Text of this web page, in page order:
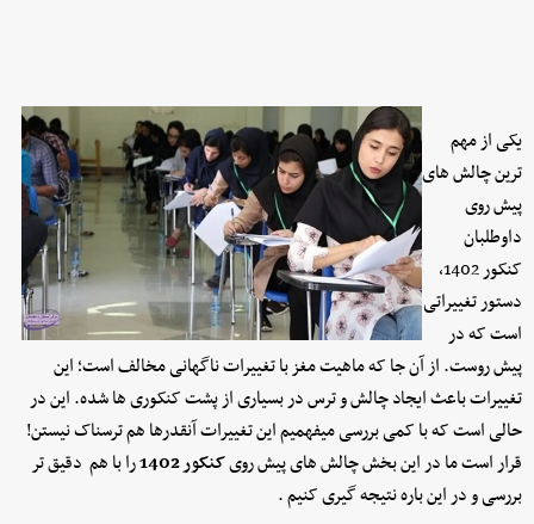
یکی از مهم
ترین چالش های
پیش روی
داوطلبان
کنکور 1402،
دستور تغییراتی
است که در
پیش روست. از آن جا که ماهیت مغز با تغییرات ناگهانی مخالف است؛ این
تغییرات باعث ایجاد چالش و ترس در بسیاری از پشت کنکوری ها شده. این در
حالی است که با کمی بررسی میفهمیم این تغییرات آنقدرها هم ترسناک نیستن!
قرار است ما در این بخش چالش های پیش رویکنکور 1402
را با هم دقیق تر
بررسی و در این باره نتیجه گیری کنیم .